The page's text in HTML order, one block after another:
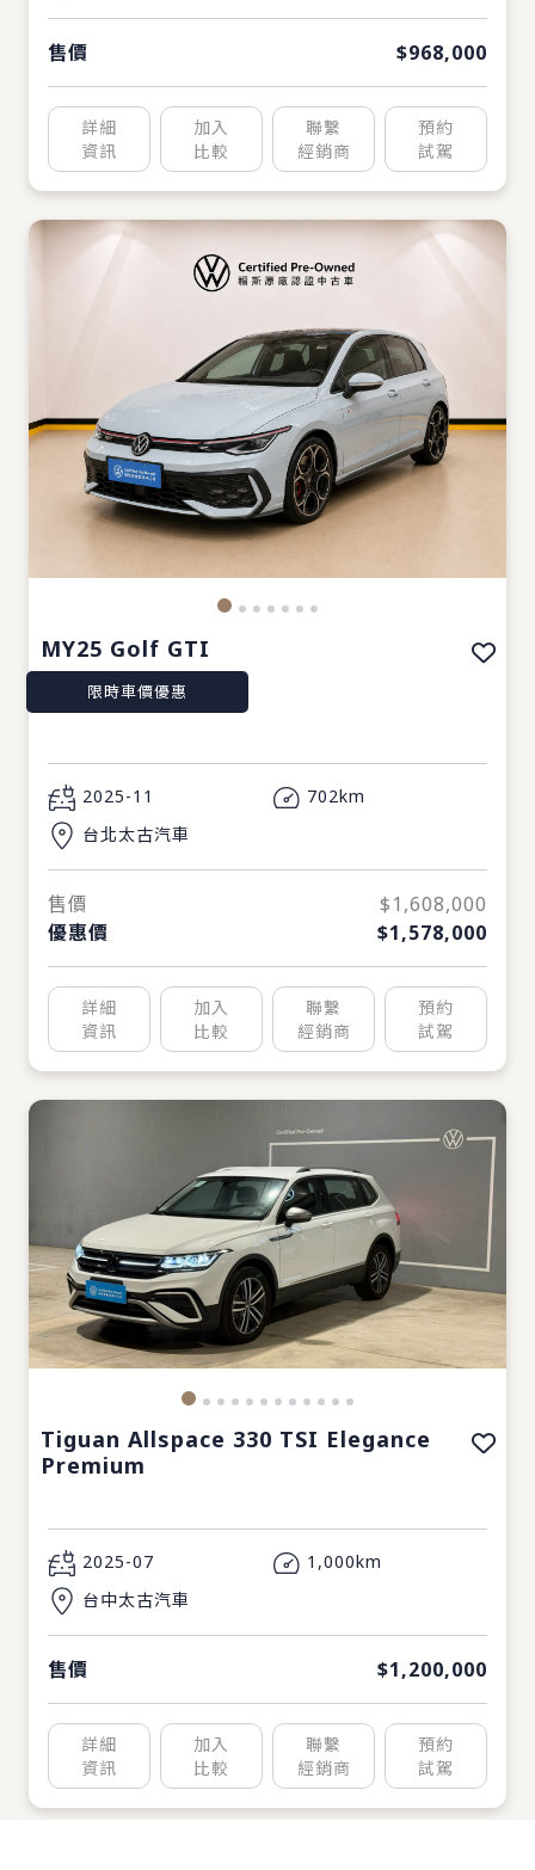
售價 $968,000
詳細
資訊
加入
比較
聯繫
經銷商
預約
試駕
MY25 Golf GTI
限時車價優惠
2025-11
702km
台北太古汽車
售價
$1,608,000
優惠價
$1,578,000
詳細
資訊
加入
比較
聯繫
經銷商
預約
試駕
Tiguan Allspace 330 TSI Elegance
Premium
2025-07
1,000km
台中太古汽車
售價 $1,200,000
詳細
資訊
加入
比較
聯繫
經銷商
預約
試駕